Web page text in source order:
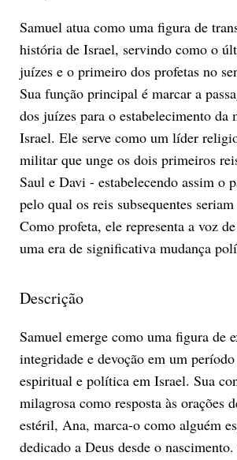
Samuel atua como uma figura de
história de Israel, servindo como o
juízes e o primeiro dos profetas no
Sua função principal é marcar a
dos juízes para o estabelecimento da
Israel. Ele serve como um líder
militar que unge os dois primeiros
Saul e Davi - estabelecendo assim o
pelo qual os reis subsequentes
Como profeta, ele representa a voz
uma era de significativa mudança
Descrição
Samuel emerge como uma figura de
integridade e devoção em um
espiritual e política em Israel. Sua
milagrosa como resposta às orações
estéril, Ana, marca-o como alguém
dedicado a Deus desde o